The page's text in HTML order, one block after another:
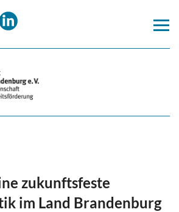
zukunftsfeste
im Land Brandenburg